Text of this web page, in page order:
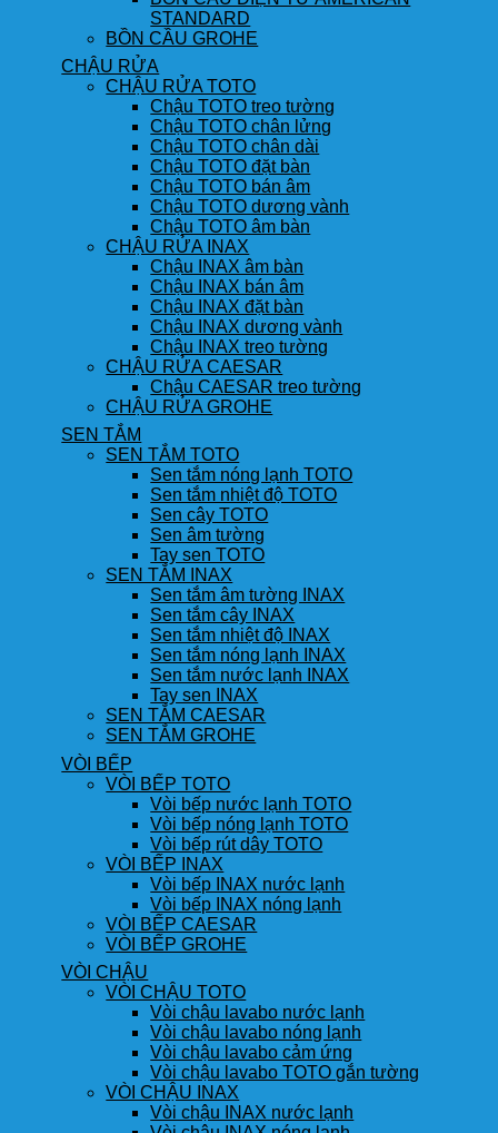
STANDARD
BỒN CẦU GROHE
CHẬU RỬA
CHẬU RỬA TOTO
Chậu TOTO treo tường
Chậu TOTO chân lửng
Chậu TOTO chân dài
Chậu TOTO đặt bàn
Chậu TOTO bán âm
Chậu TOTO dương vành
Chậu TOTO âm bàn
CHẬU RỬA INAX
Chậu INAX âm bàn
Chậu INAX bán âm
Chậu INAX đặt bàn
Chậu INAX dương vành
Chậu INAX treo tường
CHẬU RỬA CAESAR
Chậu CAESAR treo tường
CHẬU RỬA GROHE
SEN TẮM
SEN TẮM TOTO
Sen tắm nóng lạnh TOTO
Sen tắm nhiệt độ TOTO
Sen cây TOTO
Sen âm tường
Tay sen TOTO
SEN TẮM INAX
Sen tắm âm tường INAX
Sen tắm cây INAX
Sen tắm nhiệt độ INAX
Sen tắm nóng lạnh INAX
Sen tắm nước lạnh INAX
Tay sen INAX
SEN TẮM CAESAR
SEN TẮM GROHE
VÒI BẾP
VÒI BẾP TOTO
Vòi bếp nước lạnh TOTO
Vòi bếp nóng lạnh TOTO
Vòi bếp rút dây TOTO
VÒI BẾP INAX
Vòi bếp INAX nước lạnh
Vòi bếp INAX nóng lạnh
VÒI BẾP CAESAR
VÒI BẾP GROHE
VÒI CHẬU
VÒI CHẬU TOTO
Vòi chậu lavabo nước lạnh
Vòi chậu lavabo nóng lạnh
Vòi chậu lavabo cảm ứng
Vòi chậu lavabo TOTO gắn tường
VÒI CHẬU INAX
Vòi chậu INAX nước lạnh